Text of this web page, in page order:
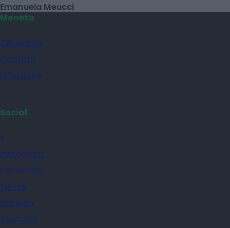
Emanuela Meucci
Moneta
Chi siamo
Contatti
Diffusione
Social
X
Instagram
Facebook
TikTok
Linkedin
YouTube